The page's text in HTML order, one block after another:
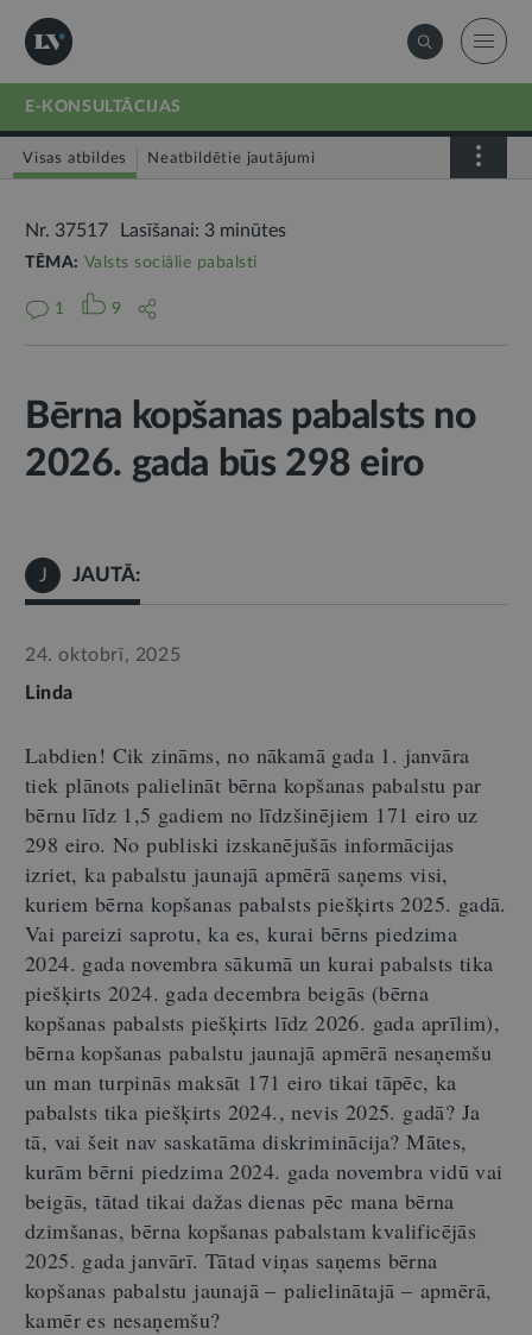
E-KONSULTĀCIJAS
Visas atbildes Neatbildētie jautājumi
Nr. 37517 Lasīšanai: 3 minūtes
TĒMA: Valsts sociālie pabalsti
1 9
Bērna kopšanas pabalsts no
2026. gada būs 298 eiro
J JAUTĀ:
24. oktobrī, 2025
Linda
Labdien! Cik zināms, no nākamā gada 1. janvāra
tiek plānots palielināt bērna kopšanas pabalstu par
bērnu līdz 1,5 gadiem no līdzšinējiem 171 eiro uz
298 eiro. No publiski izskanējušās informācijas
izriet, ka pabalstu jaunajā apmērā saņems visi,
kuriem bērna kopšanas pabalsts piešķirts 2025. gadā.
Vai pareizi saprotu, ka es, kurai bērns piedzima
2024. gada novembra sākumā un kurai pabalsts tika
piešķirts 2024. gada decembra beigās (bērna
kopšanas pabalsts piešķirts līdz 2026. gada aprīlim),
bērna kopšanas pabalstu jaunajā apmērā nesaņemšu
un man turpinās maksāt 171 eiro tikai tāpēc, ka
pabalsts tika piešķirts 2024., nevis 2025. gadā? Ja
tā, vai šeit nav saskatāma diskriminācija? Mātes,
kurām bērni piedzima 2024. gada novembra vidū vai
beigās, tātad tikai dažas dienas pēc mana bērna
dzimšanas, bērna kopšanas pabalstam kvalificējās
2025. gada janvārī. Tātad viņas saņems bērna
kopšanas pabalstu jaunajā – palielinātajā – apmērā,
kamēr es nesaņemšu?